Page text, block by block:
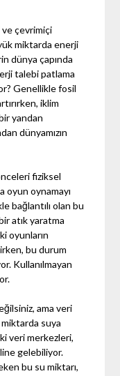
ve çevrimiçi
miktarda enerji
dünya çapında
talebi patlama
Genellikle fosil
iklim
yandan
dünyamızın
fiziksel
oyun oynamayı
bağlantılı olan bu
atık yaratma
oyunların
bu durum
Kullanılmayan
ama veri
suya
veri merkezleri,
gelebiliyor.
bu su miktarı,